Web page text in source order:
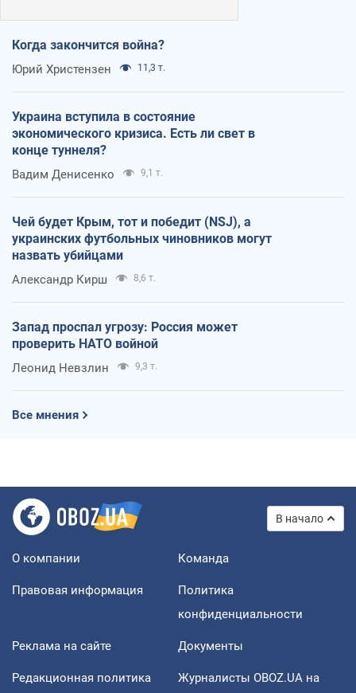
Когда закончится война?
Юрий Христензен 11,3 т.
Украина вступила в состояние
экономического кризиса. Есть ли свет в
конце туннеля?
Вадим Денисенко 9,1 т.
Чей будет Крым, тот и победит (NSJ), а
украинских футбольных чиновников могут
назвать убийцами
Александр Кирш 8,6 т.
Запад проспал угрозу: Россия может
проверить НАТО войной
Леонид Невзлин 9,3 т.
Все мнения
В начало
О компании Команда
Правовая информация
Политика
конфиденциальности
Реклама на сайте Документы
Редакционная политика
Журналисты OBOZ.UA на